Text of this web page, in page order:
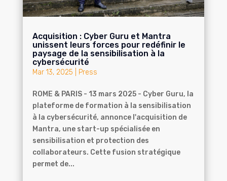
Acquisition : Cyber Guru et Mantra
unissent leurs forces pour redéfinir le
paysage de la sensibilisation à la
cybersécurité
Mar 13, 2025 Press
ROME & PARIS - 13 mars 2025 - Cyber Guru, la
plateforme de formation à la sensibilisation
à la cybersécurité, annonce l'acquisition de
Mantra, une start-up spécialisée en
sensibilisation et protection des
collaborateurs. Cette fusion stratégique
permet de...